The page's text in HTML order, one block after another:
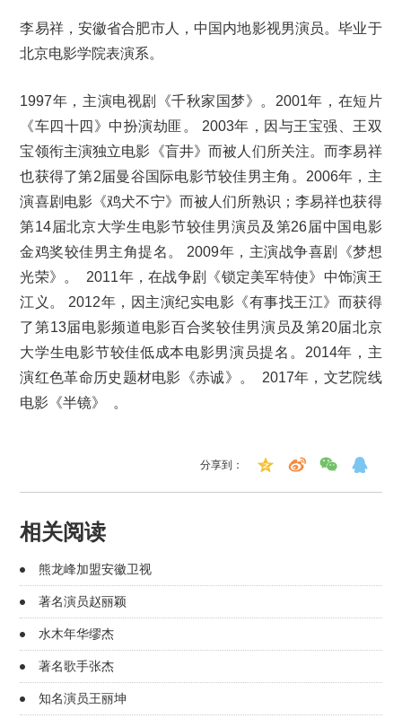
李易祥，安徽省合肥市人，中国内地影视男演员。毕业于
北京电影学院表演系。
1997年，主演电视剧《千秋家国梦》。2001年，在短片
《车四十四》中扮演劫匪。 2003年，因与王宝强、王双
宝领衔主演独立电影《盲井》而被人们所关注。而李易祥
也获得了第2届曼谷国际电影节较佳男主角。2006年，主
演喜剧电影《鸡犬不宁》而被人们所熟识；李易祥也获得
第14届北京大学生电影节较佳男演员及第26届中国电影
金鸡奖较佳男主角提名。 2009年，主演战争喜剧《梦想
光荣》。 2011年，在战争剧《锁定美军特使》中饰演王
江义。 2012年，因主演纪实电影《有事找王江》而获得
了第13届电影频道电影百合奖较佳男演员及第20届北京
大学生电影节较佳低成本电影男演员提名。2014年，主
演红色革命历史题材电影《赤诚》。 2017年，文艺院线
电影《半镜》 。
分享到：
相关阅读
熊龙峰加盟安徽卫视
著名演员赵丽颖
水木年华缪杰
著名歌手张杰
知名演员王丽坤